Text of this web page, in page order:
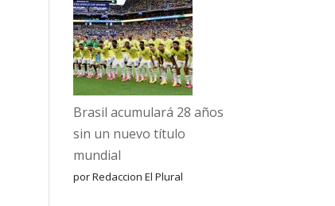
Brasil acumulará 28 años
sin un nuevo título
mundial
por Redaccion El Plural